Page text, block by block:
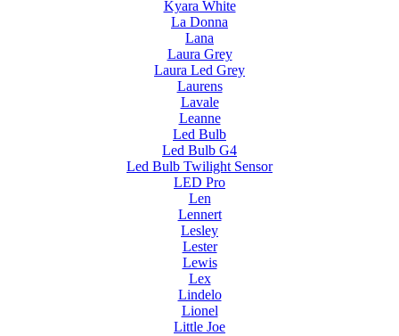
Kyara White
La Donna
Lana
Laura Grey
Laura Led Grey
Laurens
Lavale
Leanne
Led Bulb
Led Bulb G4
Led Bulb Twilight Sensor
LED Pro
Len
Lennert
Lesley
Lester
Lewis
Lex
Lindelo
Lionel
Little Joe